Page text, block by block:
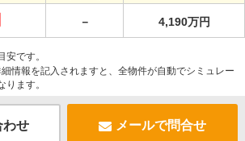
－ 4,190万円
です。
情報を記入されますと、全物件が自動でシミュレー
ります。
わせ メールで問合せ